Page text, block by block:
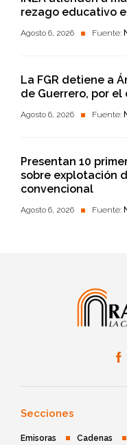
rezago educativo
Agosto 6, 2026 Fuente:
La FGR detiene a
de Guerrero, por el
Agosto 6, 2026 Fuente:
Presentan 10
sobre explotación
convencional
Agosto 6, 2026 Fuente:
Secciones
Emisoras Cadenas